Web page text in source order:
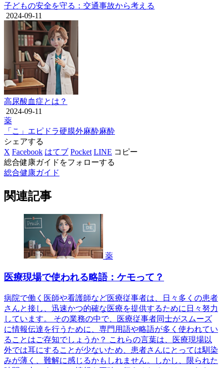
子どもの安全を守る：交通事故から考える
2024-09-11
高尿酸血症とは？
2024-09-11
薬
「こ」 エピドラ硬膜外麻酔麻酔
シェアする
X Facebook はてブ Pocket LINE コピー
総合健康ガイドをフォローする
総合健康ガイド
関連記事
薬
医療現場で使われる略語：ケモって？
病院で働く医師や看護師など医療従事者は、日々多くの患者
さんと接し、迅速かつ的確な医療を提供するために日々努力
しています。 その業務の中で、医療従事者同士がスムーズ
に情報伝達を行うために、専門用語や略語が多く使われてい
ることはご存知でしょうか？ これらの言葉は、医療現場以
外では耳にすることが少ないため、患者さんにとっては馴染
みが薄く、難解に感じるかもしれません。しかし、限られた